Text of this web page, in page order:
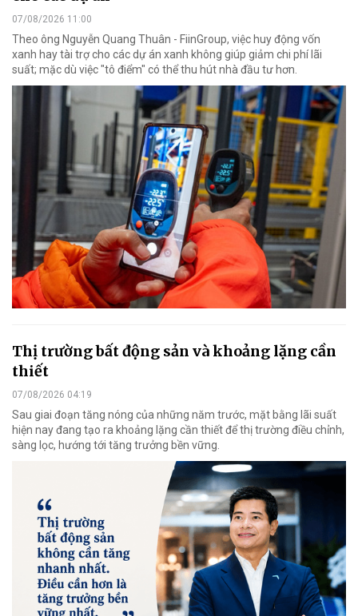
07/08/2026 11:00
Theo ông Nguyễn Quang Thuân - FiinGroup, việc huy động vốn
xanh hay tài trợ cho các dự án xanh không giúp giảm chi phí lãi
suất; mặc dù việc "tô điểm" có thể thu hút nhà đầu tư hơn.
Thị trường bất động sản và khoảng lặng cần
thiết
07/08/2026 04:19
Sau giai đoạn tăng nóng của những năm trước, mặt bằng lãi suất
hiện nay đang tạo ra khoảng lặng cần thiết để thị trường điều chỉnh,
sàng lọc, hướng tới tăng trưởng bền vững.